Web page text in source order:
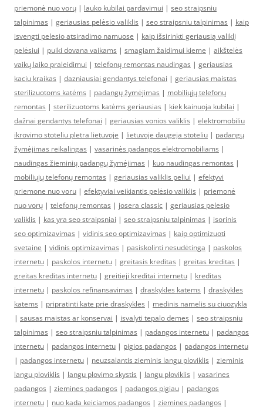
priemonė nuo vorų | lauko kubilai pardavimui | seo straipsniu
talpinimas | geriausias pelėsio valiklis | seo straipsniu talpinimas | kaip
isvengti pelesio atsiradimo namuose | kaip išsirinkti geriausią valiklį
pelėsiui | puiki dovana vaikams | smagiam žaidimui kieme | aikštelės
vaikų laiko praleidimui | telefonų remontas naudingas | geriausias
kaciu kraikas | dazniausiai gendantys telefonai | geriausias maistas
sterilizuotoms katėms | padangų žymėjimas | mobiliųjų telefonų
remontas | sterilizuotoms katėms geriausias | kiek kainuoja kubilai |
dažnai gendantys telefonai | geriausias vonios valiklis | elektromobiliu
ikrovimo stoteliu pletra lietuvoje | lietuvoje daugeja stoteliu | padangų
žymėjimas reikalingas | vasarinės padangos elektromobiliams |
naudingas žieminių padangų žymėjimas | kuo naudingas remontas |
mobiliųjų telefonų remontas | geriausias valiklis peliui | efektyvi
priemone nuo voru | efektyviai veikiantis pelėsio valiklis | priemonė
nuo vorų | telefonų remontas | josera classic | geriausias pelesio
valiklis | kas yra seo straipsniai | seo straipsniu talpinimas | isorinis
seo optimizavimas | vidinis seo optimizavimas | kaip optimizuoti
svetaine | vidinis optimizavimas | pasiskolinti nesudėtinga | paskolos
internetu | paskolos internetu | greitasis kreditas | greitas kreditas |
greitas kreditas internetu | greitieji kreditai internetu | kreditas
internetu | paskolos refinansavimas | draskykles katems | draskykles
katems | pripratinti kate prie draskykles | medinis namelis su ciuozykla
| sausas maistas ar konservai | isvalyti tepalo demes | seo straipsniu
talpinimas | seo straipsniu talpinimas | padangos internetu | padangos
internetu | padangos internetu | pigios padangos | padangos internetu
| padangos internetu | neuzsalantis zieminis langu ploviklis | zieminis
langu ploviklis | langu plovimo skystis | langu ploviklis | vasarines
padangos | ziemines padangos | padangos pigiau | padangos
internetu | nuo kada keiciamos padangos | ziemines padangos |